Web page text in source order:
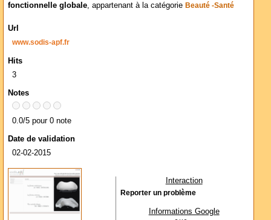
fonctionnelle globale, appartenant à la catégorie Beauté -Santé
Url
www.sodis-apf.fr
Hits
3
Notes
0.0/5 pour 0 note
Date de validation
02-02-2015
Interaction
Reporter un problème
Informations Google